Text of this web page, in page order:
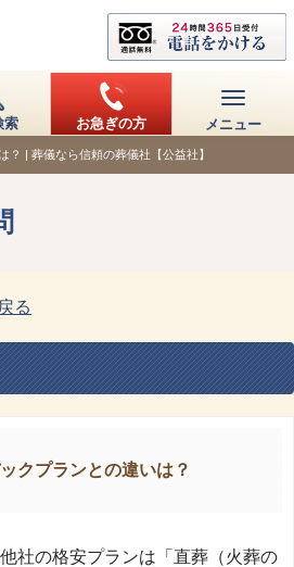
索 お急ぎの方 メニュー
？ | 葬儀なら信頼の葬儀社【公益社】
る
クプランとの違いは？
社の格安プランは「直葬（火葬の